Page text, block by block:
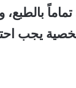
يجب